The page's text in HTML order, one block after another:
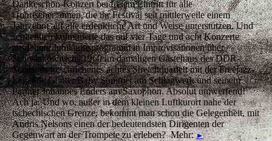
Dankeschön-Konzert bei freiem Eintritt für alle
Gohrischer*innen, die ihr Festival seit mittlerweile einem
Jahrzehnt auf alle erdenkliche Art und Weise unterstützen. Und
schließlich kulminierte das auf vier Tage und acht Konzerte
ausdehnte Jubiläumsprogramm in Improvisationen über
Schostakowitschs 1960 im damaligen Gästehaus des DDR-
Staatsrats geschriebenes achtes Streichquartett mit der Freejazz-
Legende Günter Baby Sommer am Schlagwerk und seinem
Partner Johannes Enders am Saxophon. Absolut umwerfend!
Ach ja: Und wo, außer in dem kleinen Luftkurort nahe der
tschechischen Grenze, bekommt man schon die Gelegenheit, mit
Andris Nelsons einen der bedeutendsten Dirigenten der
Gegenwart an der Trompete zu erleben? Mehr:►